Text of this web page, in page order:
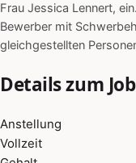
Frau Jessica Lennert,
Bewerber mit
gleichgestellten
Details zum Job
Anstellung
Vollzeit